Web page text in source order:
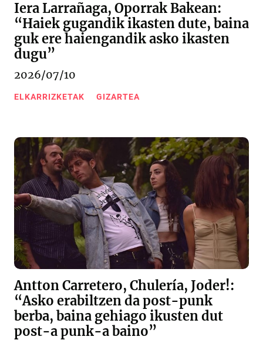
Iera Larrañaga, Oporrak Bakean:
“Haiek gugandik ikasten dute, baina
guk ere haiengandik asko ikasten
dugu”
2026/07/10
ELKARRIZKETAK GIZARTEA
Antton Carretero, Chulería, Joder!:
“Asko erabiltzen da post-punk
berba, baina gehiago ikusten dut
post-a punk-a baino”